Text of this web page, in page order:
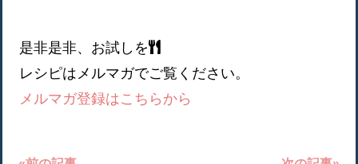
是非是非、お試しを
レシピはメルマガでご覧ください。
メルマガ登録はこちらから